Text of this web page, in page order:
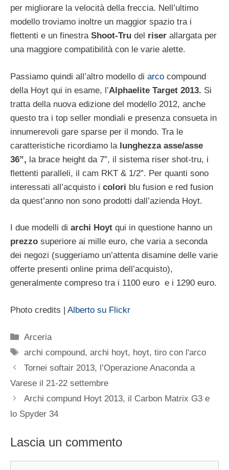
per migliorare la velocità della freccia. Nell’ultimo
modello troviamo inoltre un maggior spazio tra i
flettenti e un finestraShoot-Tru del riser allargata per
una maggiore compatibilità con le varie alette.
Passiamo quindi all’altro modello di arco compound
della Hoyt qui in esame, l’Alphaelite Target 2013. Si
tratta della nuova edizione del modello 2012, anche
questo tra i top seller mondiali e presenza consueta in
innumerevoli gare sparse per il mondo. Tra le
caratteristiche ricordiamo la lunghezza asse/asse
36”, la brace height da 7”, il sistema riser shot-tru, i
flettenti paralleli, il cam RKT & 1/2”. Per quanti sono
interessati all’acquisto i colori blu fusion e red fusion
da quest’anno non sono prodotti dall’azienda Hoyt.
I due modelli di archi Hoyt qui in questione hanno un
prezzo superiore ai mille euro, che varia a seconda
dei negozi (suggeriamo un’attenta disamine delle varie
offerte presenti online prima dell’acquisto),
generalmente compreso tra i 1100 euro e i 1290 euro.
Photo credits | Alberto su Flickr
Categorie
Arceria
Tag
archi compound,archi hoyt, hoyt,tiro con l'arco
Tornei softair 2013, l’Operazione Anaconda a
Varese il 21-22 settembre
Archi compund Hoyt 2013, il Carbon Matrix G3 e
lo Spyder 34
Lascia un commento